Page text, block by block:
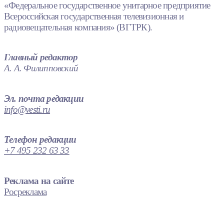
«Федеральное государственное унитарное предприятие
Всероссийская государственная телевизионная и
радиовещательная компания» (ВГТРК).
Главный редактор
А. А. Филипповский
Эл. почта редакции
info@vesti.ru
Телефон редакции
+7 495 232 63 33
Реклама на сайте
Росреклама